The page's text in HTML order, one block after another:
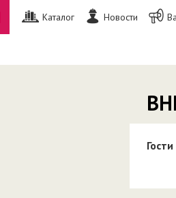
Каталог Новости
Гости